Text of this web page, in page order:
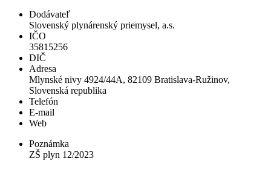
Dodávateľ
Slovenský plynárenský priemysel, a.s.
IČO
35815256
DIČ
Adresa
Mlynské nivy 4924/44A, 82109 Bratislava-Ružinov,
Slovenská republika
Telefón
E-mail
Web
Poznámka
ZŠ plyn 12/2023